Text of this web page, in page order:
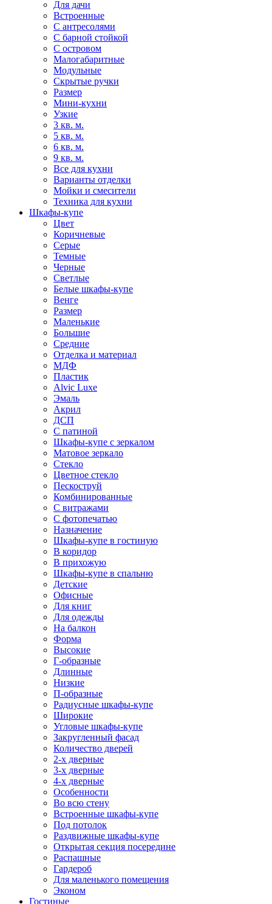
Для дачи
Встроенные
С антресолями
С барной стойкой
С островом
Малогабаритные
Модульные
Скрытые ручки
Размер
Мини-кухни
Узкие
3 кв. м.
5 кв. м.
6 кв. м.
9 кв. м.
Все для кухни
Варианты отделки
Мойки и смесители
Техника для кухни
Шкафы-купе
Цвет
Коричневые
Серые
Темные
Черные
Светлые
Белые шкафы-купе
Венге
Размер
Маленькие
Большие
Средние
Отделка и материал
МДФ
Пластик
Alvic Luxe
Эмаль
Акрил
ДСП
С патиной
Шкафы-купе с зеркалом
Матовое зеркало
Стекло
Цветное стекло
Пескоструй
Комбинированные
С витражами
С фотопечатью
Назначение
Шкафы-купе в гостиную
В коридор
В прихожую
Шкафы-купе в спальню
Детские
Офисные
Для книг
Для одежды
На балкон
Форма
Высокие
Г-образные
Длинные
Низкие
П-образные
Радиусные шкафы-купе
Широкие
Угловые шкафы-купе
Закругленный фасад
Количество дверей
2-х дверные
3-х дверные
4-х дверные
Особенности
Во всю стену
Встроенные шкафы-купе
Под потолок
Раздвижные шкафы-купе
Открытая секция посередине
Распашные
Гардероб
Для маленького помещения
Эконом
Гостиные